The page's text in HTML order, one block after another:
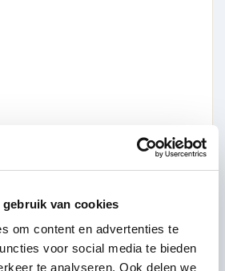
gebruik van cookies
om content en advertenties te
voor social media te bieden
te analyseren. Ook delen we